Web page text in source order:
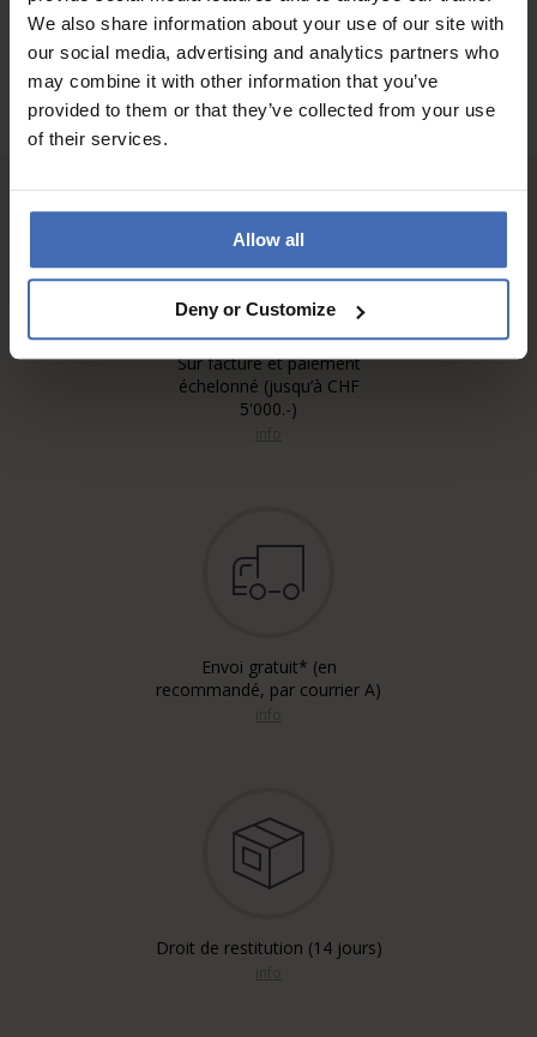
We also share information about your use of our site with
our social media, advertising and analytics partners who
may combine it with other information that you’ve
provided to them or that they’ve collected from your use
of their services.
Allow all
Deny or Customize
Sur facture et paiement
échelonné (jusqu’à CHF
5'000.-)
Envoi gratuit* (en
recommandé, par courrier A)
Droit de restitution (14 jours)